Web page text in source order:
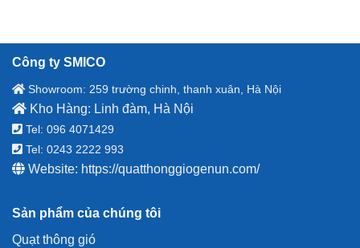
Công ty SMICO
Showroom: 259 trường chinh, thanh xuân, Hà Nội
Kho Hàng: Linh đàm, Hà Nội
Tel: 096 4071429
Tel: 0243 2222 993
Website: https://quatthonggiogenun.com/
Sản phẩm của chúng tôi
Quạt thông gió